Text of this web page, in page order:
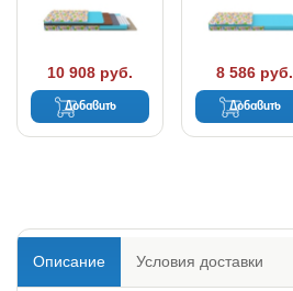
10 908 руб.
Добавить
8 586 руб.
Добавить
Описание Условия доставки